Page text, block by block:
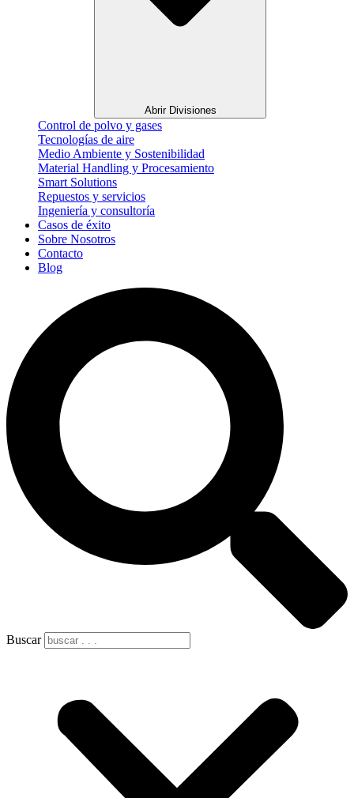
Abrir Divisiones
Control de polvo y gases
Tecnologías de aire
Medio Ambiente y Sostenibilidad
Material Handling y Procesamiento
Smart Solutions
Repuestos y servicios
Ingeniería y consultoría
Casos de éxito
Sobre Nosotros
Contacto
Blog
Buscar